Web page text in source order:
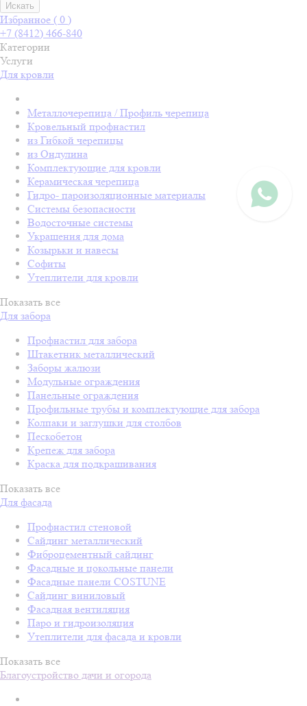
Искать
Избранное ( 0 )
+7 (8412) 466-840
Категории
Услуги
Для кровли
Металлочерепица / Профиль черепица
Кровельный профнастил
из Гибкой черепицы
из Ондулина
Комплектующие для кровли
Керамическая черепица
Гидро- пароизоляционные материалы
Системы безопасности
Водосточные системы
Украшения для дома
Козырьки и навесы
Софиты
Утеплители для кровли
Показать все
Для забора
Профнастил для забора
Штакетник металлический
Заборы жалюзи
Модульные ограждения
Панельные ограждения
Профильные трубы и комплектующие для забора
Колпаки и заглушки для столбов
Пескобетон
Крепеж для забора
Краска для подкрашивания
Показать все
Для фасада
Профнастил стеновой
Сайдинг металлический
Фиброцементный сайдинг
Фасадные и цокольные панели
Фасадные панели COSTUNE
Сайдинг виниловый
Фасадная вентиляция
Паро и гидроизоляция
Утеплители для фасада и кровли
Показать все
Благоустройство дачи и огорода